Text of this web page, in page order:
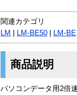
関連カテゴリ
LM
LM-BE50 LM-BE
商品説明
パソコンデータ用2倍